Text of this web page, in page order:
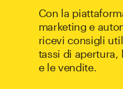
Con la
marketing e
ricevi consigli
tassi di
e le vendite.